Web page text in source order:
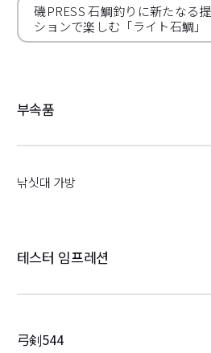
磯PRESS 石鯛釣りに新たなる
ションで楽しむ「ライト石鯛」
부속품
낚싯대 가방
테스터 임프레션
弓剣544